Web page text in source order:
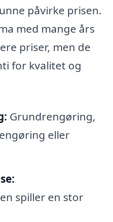
påvirke prisen.
med mange års
priser, men de
for kvalitet og
Grundrengøring,
eller
spiller en stor